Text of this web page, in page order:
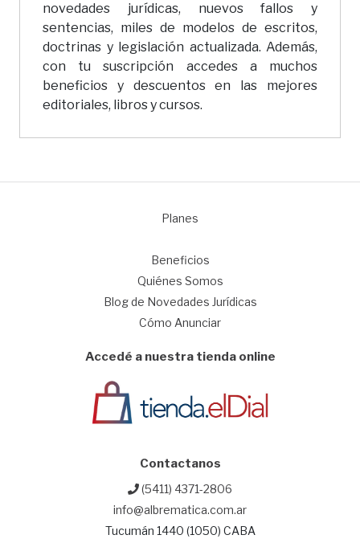
novedades jurídicas, nuevos fallos y
sentencias, miles de modelos de escritos,
doctrinas y legislación actualizada. Además,
con tu suscripción accedes a muchos
beneficios y descuentos en las mejores
editoriales, libros y cursos.
Planes
Beneficios
Quiénes Somos
Blog de Novedades Jurídicas
Cómo Anunciar
Accedé a nuestra tienda online
Contactanos
(5411) 4371-2806
info@albrematica.com.ar
Tucumán 1440 (1050) CABA